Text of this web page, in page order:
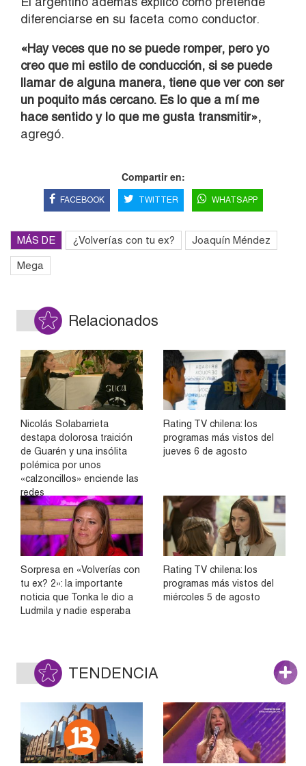
diferenciarse en su faceta como conductor.
«Hay veces que no se puede romper, pero yo
creo que mi estilo de conducción, si se puede
llamar de alguna manera, tiene que ver con ser
un poquito más cercano. Es lo que a mí me
hace sentido y lo que me gusta transmitir»,
agregó.
Compartir en:
FACEBOOK TWITTER WHATSAPP
MÁS DE ¿Volverías con tu ex? Joaquín Méndez
Mega
Relacionados
Nicolás Solabarrieta
destapa dolorosa traición
de Guarén y una insólita
polémica por unos
«calzoncillos» enciende las
redes
Rating TV chilena: los
programas más vistos del
jueves 6 de agosto
Sorpresa en «Volverías con
tu ex? 2»: la importante
noticia que Tonka le dio a
Ludmila y nadie esperaba
Rating TV chilena: los
programas más vistos del
miércoles 5 de agosto
TENDENCIA